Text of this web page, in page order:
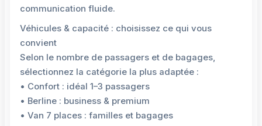
communication fluide.
Véhicules & capacité : choisissez ce qui vous
convient
Selon le nombre de passagers et de bagages,
sélectionnez la catégorie la plus adaptée :
• Confort : idéal 1–3 passagers
• Berline : business & premium
• Van 7 places : familles et bagages